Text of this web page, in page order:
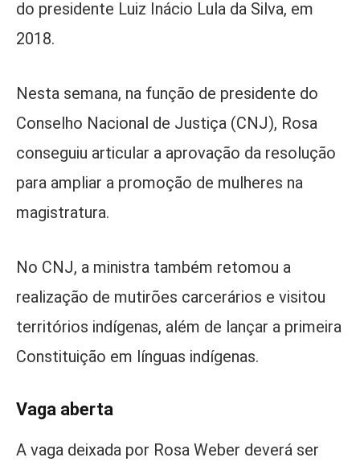
do presidente Luiz Inácio Lula da Silva, em
2018.
Nesta semana, na função de presidente do
Conselho Nacional de Justiça (CNJ), Rosa
conseguiu articular a aprovação da resolução
para ampliar a promoção de mulheres na
magistratura.
No CNJ, a ministra também retomou a
realização de mutirões carcerários e visitou
territórios indígenas, além de lançar a primeira
Constituição em línguas indígenas.
Vaga aberta
A vaga deixada por Rosa Weber deverá ser